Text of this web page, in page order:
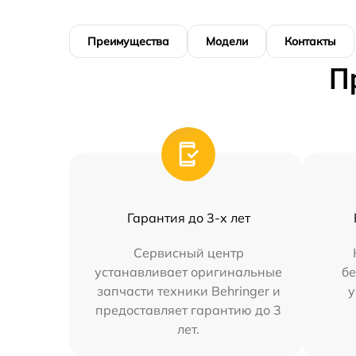
Преимущества Модели Контакты
Гарантия до 3-х лет
Сервисный центр
устанавливает оригинальные
запчасти техники Behringer и
предоставляет гарантию до 3
лет.